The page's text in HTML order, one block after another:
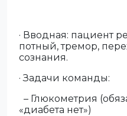
· Вводная: пациент
потный, тремор,
сознания.
· Задачи команды:
– Глюкометрия
«диабета нет»)